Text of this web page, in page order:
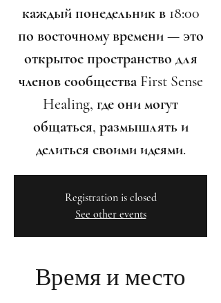
каждый понедельник в 18:00
по восточному времени — это
открытое пространство для
членов сообщества First Sense
Healing, где они могут
общаться, размышлять и
делиться своими идеями.
Registration is closed
See other events
Время и место